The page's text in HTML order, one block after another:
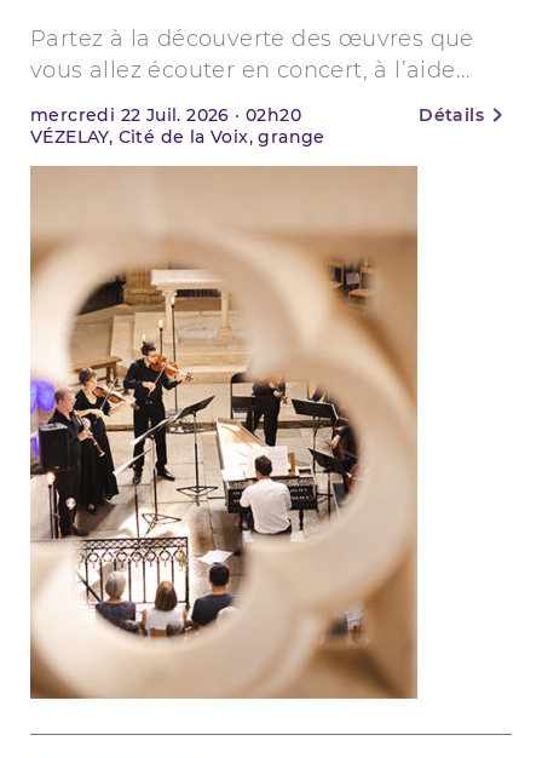
Partez à la découverte des œuvres que
vous allez écouter en concert, à l’aide...
mercredi 22 Juil. 2026 ·02h20
VÉZELAY, Cité de la Voix, grange
Détails